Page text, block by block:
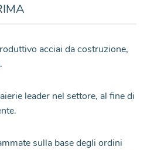
acciai da costruzione,
leader nel settore, al fine di
sulla base degli ordini